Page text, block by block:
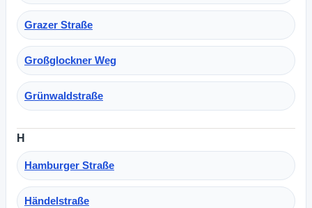
Grazer Straße
Großglockner Weg
Grünwaldstraße
H
Hamburger Straße
Händelstraße